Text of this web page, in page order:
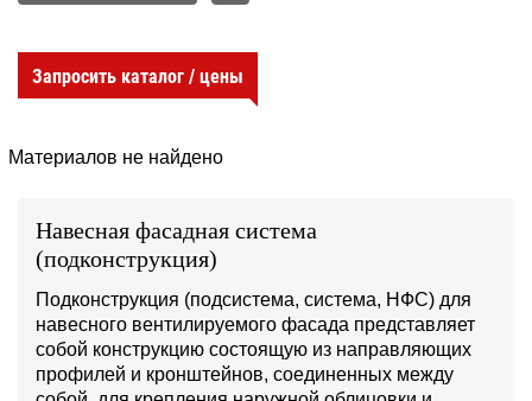
Запросить каталог / цены
Материалов не найдено
Навесная фасадная система
(подконструкция)
Подконструкция (подсистема, система, НФС) для
навесного вентилируемого фасада представляет
собой конструкцию состоящую из направляющих
профилей и кронштейнов, соединенных между